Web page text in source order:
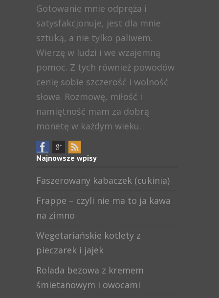
Gotowanie mnie odpręża i
satysfakcjonuje, jest dla mnie
sztuką, a nie tylko paliwem.
Wierzę w ludzi i we wzajemną
pomoc. Z tych również powodów
cenię sobie szczerość i wolność
słowa. Rozmowę, miłość i
namiętność mam za dobrą
monetę w każdym wieku.
Najnowsze wpisy
Faszerowany kabaczek (cukinia)
Frappe – czyli nie ma to ja kawa
na zimno
Wegetariańskie kotlety z
pieczarek i jajek
Rolada bezowa z kremem
śmietanowym i owocami